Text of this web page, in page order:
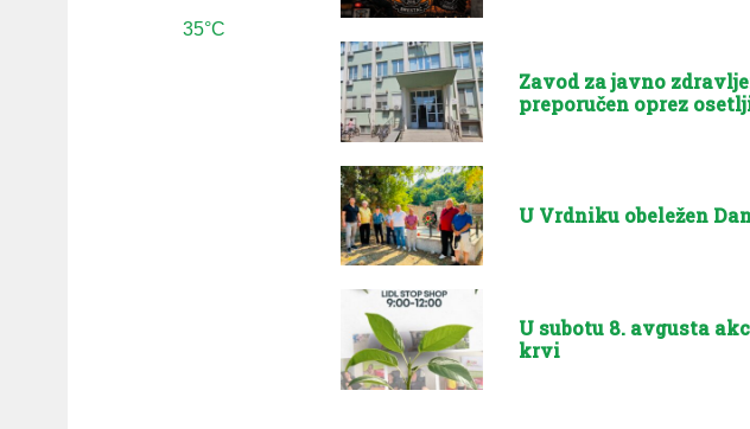
35°C
Zavod za javno
preporučen oprez
U Vrdniku obeležen
U subotu 8. avgusta
krvi